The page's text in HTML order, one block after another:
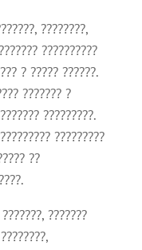
????????,
??????????
? ????? ??????.
??????? ?
?????????.
?????????
??
???????